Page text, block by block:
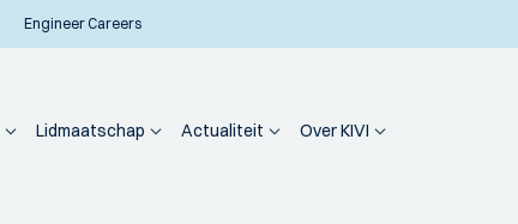
Engineer Careers
Lidmaatschap Actualiteit Over KIVI